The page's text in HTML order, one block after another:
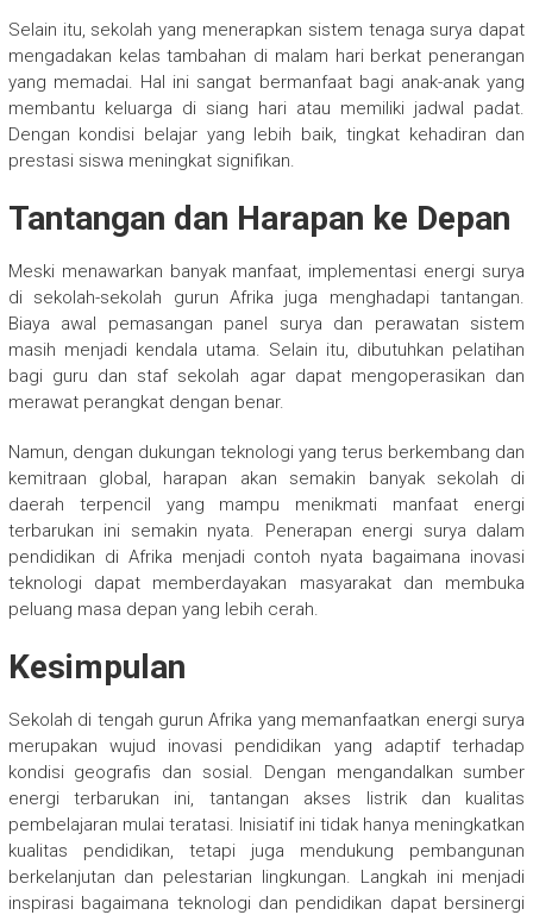
Selain itu, sekolah yang menerapkan sistem tenaga surya dapat
mengadakan kelas tambahan di malam hari berkat penerangan
yang memadai. Hal ini sangat bermanfaat bagi anak-anak yang
membantu keluarga di siang hari atau memiliki jadwal padat.
Dengan kondisi belajar yang lebih baik, tingkat kehadiran dan
prestasi siswa meningkat signifikan.
Tantangan dan Harapan ke Depan
Meski menawarkan banyak manfaat, implementasi energi surya
di sekolah-sekolah gurun Afrika juga menghadapi tantangan.
Biaya awal pemasangan panel surya dan perawatan sistem
masih menjadi kendala utama. Selain itu, dibutuhkan pelatihan
bagi guru dan staf sekolah agar dapat mengoperasikan dan
merawat perangkat dengan benar.
Namun, dengan dukungan teknologi yang terus berkembang dan
kemitraan global, harapan akan semakin banyak sekolah di
daerah terpencil yang mampu menikmati manfaat energi
terbarukan ini semakin nyata. Penerapan energi surya dalam
pendidikan di Afrika menjadi contoh nyata bagaimana inovasi
teknologi dapat memberdayakan masyarakat dan membuka
peluang masa depan yang lebih cerah.
Kesimpulan
Sekolah di tengah gurun Afrika yang memanfaatkan energi surya
merupakan wujud inovasi pendidikan yang adaptif terhadap
kondisi geografis dan sosial. Dengan mengandalkan sumber
energi terbarukan ini, tantangan akses listrik dan kualitas
pembelajaran mulai teratasi. Inisiatif ini tidak hanya meningkatkan
kualitas pendidikan, tetapi juga mendukung pembangunan
berkelanjutan dan pelestarian lingkungan. Langkah ini menjadi
inspirasi bagaimana teknologi dan pendidikan dapat bersinergi